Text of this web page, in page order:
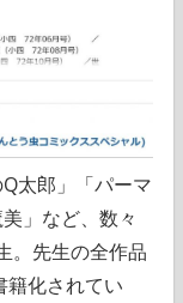
太郎」「パーマ
」など、数々
。先生の全作品
籍化されてい